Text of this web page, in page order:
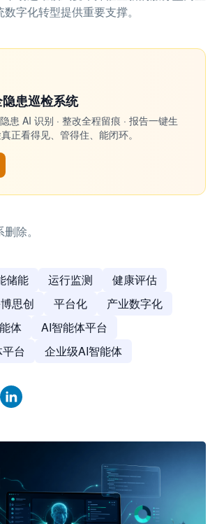
字化转型提供重要支撑。
患巡检系统
患 AI 识别 · 整改全程留痕 · 报告一键生
正看得见、管得住、能闭环。
除。
储能 运行监测
健康评估
思创 平台化
产业数字化
体
AI智能体平台
台
企业级AI智能体